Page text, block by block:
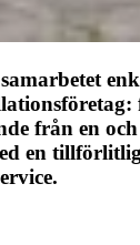
från en
en tillförlitlig